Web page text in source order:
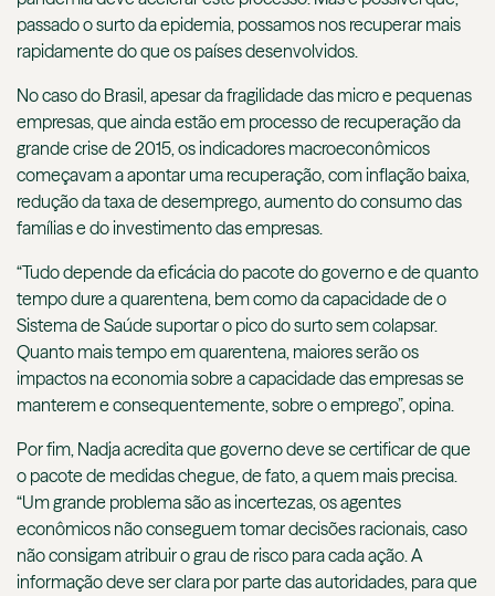
passado o surto da epidemia, possamos nos recuperar mais
rapidamente do que os países desenvolvidos.
No caso do Brasil, apesar da fragilidade das micro e pequenas
empresas, que ainda estão em processo de recuperação da
grande crise de 2015, os indicadores macroeconômicos
começavam a apontar uma recuperação, com inflação baixa,
redução da taxa de desemprego, aumento do consumo das
famílias e do investimento das empresas.
“Tudo depende da eficácia do pacote do governo e de quanto
tempo dure a quarentena, bem como da capacidade de o
Sistema de Saúde suportar o pico do surto sem colapsar.
Quanto mais tempo em quarentena, maiores serão os
impactos na economia sobre a capacidade das empresas se
manterem e consequentemente, sobre o emprego”, opina.
Por fim, Nadja acredita que governo deve se certificar de que
o pacote de medidas chegue, de fato, a quem mais precisa.
“Um grande problema são as incertezas, os agentes
econômicos não conseguem tomar decisões racionais, caso
não consigam atribuir o grau de risco para cada ação. A
informação deve ser clara por parte das autoridades, para que